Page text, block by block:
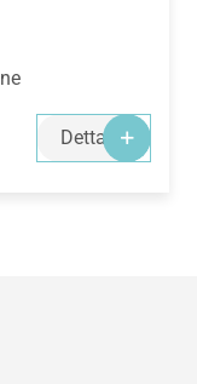
Dettagli